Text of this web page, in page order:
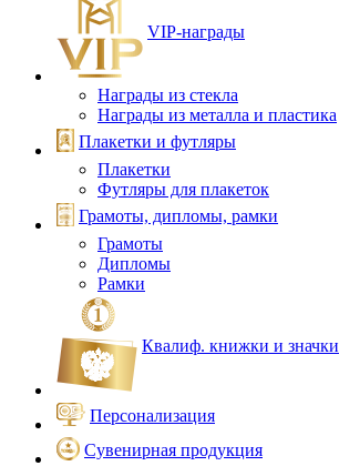
VIP‑награды
Награды из стекла
Награды из металла и пластика
Плакетки и футляры
Плакетки
Футляры для плакеток
Грамоты, дипломы, рамки
Грамоты
Дипломы
Рамки
Квалиф. книжки и значки
Персонализация
Сувенирная продукция